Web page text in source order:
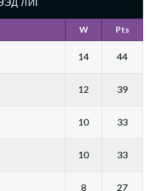
W Pts
14 44
12 39
10 33
10 33
8 27